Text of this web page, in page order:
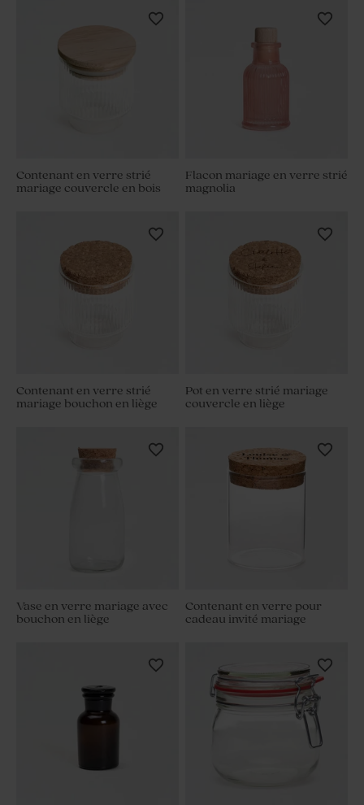
Contenant en verre strié
mariage couvercle en bois
Flacon mariage en verre strié
magnolia
Contenant en verre strié
mariage bouchon en liège
Pot en verre strié mariage
couvercle en liège
Vase en verre mariage avec
bouchon en liège
Contenant en verre pour
cadeau invité mariage